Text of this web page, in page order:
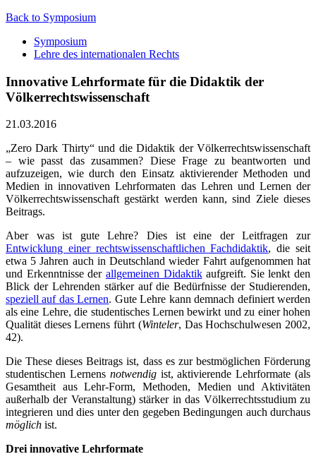
Back to Symposium
Symposium
Lehre des internationalen Rechts
Innovative Lehrformate für die Didaktik der
Völkerrechtswissenschaft
21.03.2016
„Zero Dark Thirty“ und die Didaktik der Völkerrechtswissenschaft
– wie passt das zusammen? Diese Frage zu beantworten und
aufzuzeigen, wie durch den Einsatz aktivierender Methoden und
Medien in innovativen Lehrformaten das Lehren und Lernen der
Völkerrechtswissenschaft gestärkt werden kann, sind Ziele dieses
Beitrags.
Aber was ist gute Lehre? Dies ist eine der Leitfragen zur
Entwicklung einer rechtswissenschaftlichen Fachdidaktik, die seit
etwa 5 Jahren auch in Deutschland wieder Fahrt aufgenommen hat
und Erkenntnisse der allgemeinen Didaktikaufgreift. Sie lenkt den
Blick der Lehrenden stärker auf die Bedürfnisse der Studierenden,
speziell auf das Lernen. Gute Lehre kann demnach definiert werden
als eine Lehre, die studentisches Lernen bewirkt und zu einer hohen
Qualität dieses Lernens führt (Winteler, Das Hochschulwesen 2002,
42).
Die These dieses Beitrags ist, dass es zur bestmöglichen Förderung
studentischen Lernens notwendigist, aktivierende Lehrformate (als
Gesamtheit aus Lehr-Form, Methoden, Medien und Aktivitäten
außerhalb der Veranstaltung) stärker in das Völkerrechtsstudium zu
integrieren und dies unter den gegeben Bedingungen auch durchaus
möglich ist.
Drei innovative Lehrformate